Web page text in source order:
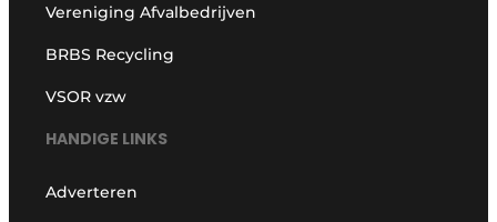
Vereniging Afvalbedrijven
BRBS Recycling
VSOR vzw
HANDIGE LINKS
Adverteren